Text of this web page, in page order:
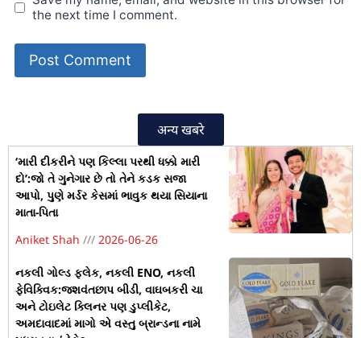
the next time I comment.
अन्य खबरे
‘મારી દીકરીને પણ કિલ્લા પરથી ધક્કો મારી
દો’:જો તે ગુનેગાર છે તો તેને કડક સજા
આપો, પુણે મર્ડર કેસમાં ભાવુક થયા સિયાના
માતા-પિતા
Aniket Shah
2026-06-26
નકલી ગોલ્ડ ફ્લેક, નકલી ENO, નકલી
ફેવિક્વિક:જશવંતછાપ બીડી, વાઘબકરી ચા
અને ટોઇલેટ ક્લિનર પણ ડુપ્લીકેટ,
અમદાવાદમાં માગો એ વસ્તુ બ્રાન્ડના નામે